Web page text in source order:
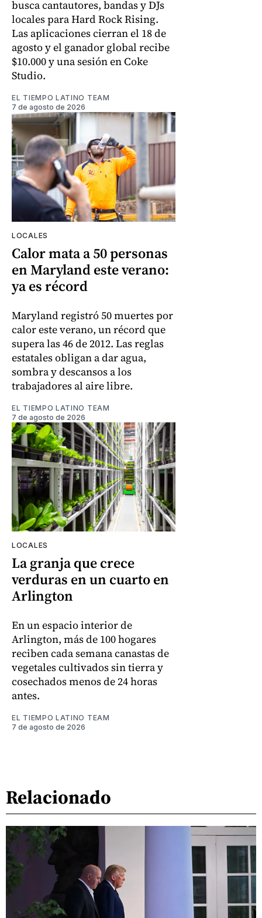
busca cantautores, bandas y DJs
locales para Hard Rock Rising.
Las aplicaciones cierran el 18 de
agosto y el ganador global recibe
$10.000 y una sesión en Coke
Studio.
EL TIEMPO LATINO TEAM
7 de agosto de 2026
LOCALES
Calor mata a 50 personas
en Maryland este verano:
ya es récord
Maryland registró 50 muertes por
calor este verano, un récord que
supera las 46 de 2012. Las reglas
estatales obligan a dar agua,
sombra y descansos a los
trabajadores al aire libre.
EL TIEMPO LATINO TEAM
7 de agosto de 2026
LOCALES
La granja que crece
verduras en un cuarto en
Arlington
En un espacio interior de
Arlington, más de 100 hogares
reciben cada semana canastas de
vegetales cultivados sin tierra y
cosechados menos de 24 horas
antes.
EL TIEMPO LATINO TEAM
7 de agosto de 2026
Relacionado